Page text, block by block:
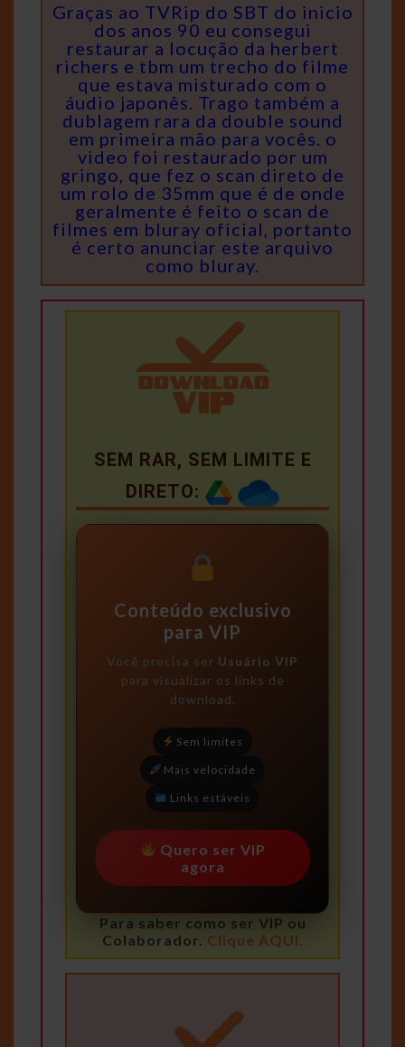
Graças ao TVRip do SBT do inicio
dos anos 90 eu consegui
restaurar a locução da herbert
richers e tbm um trecho do filme
que estava misturado com o
áudio japonês. Trago também a
dublagem rara da double sound
em primeira mão para vocês. o
video foi restaurado por um
gringo, que fez o scan direto de
um rolo de 35mm que é de onde
geralmente é feito o scan de
filmes em bluray oficial, portanto
é certo anunciar este arquivo
como bluray.
SEM RAR, SEM LIMITE E
DIRETO:
Conteúdo exclusivo
para VIP
Você precisa ser Usuário VIP
para visualizar os links de
download.
Sem limites
Mais velocidade
Links estáveis
Quero ser VIP
agora
Para saber como ser VIP ou
Colaborador. Clique AQUI.